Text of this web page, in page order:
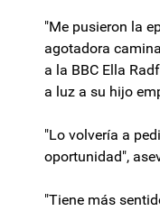
"Me pusieron la
agotadora
a la BBC Ella
a luz a su hijo
"Lo volvería a
oportunidad",
"Tiene más